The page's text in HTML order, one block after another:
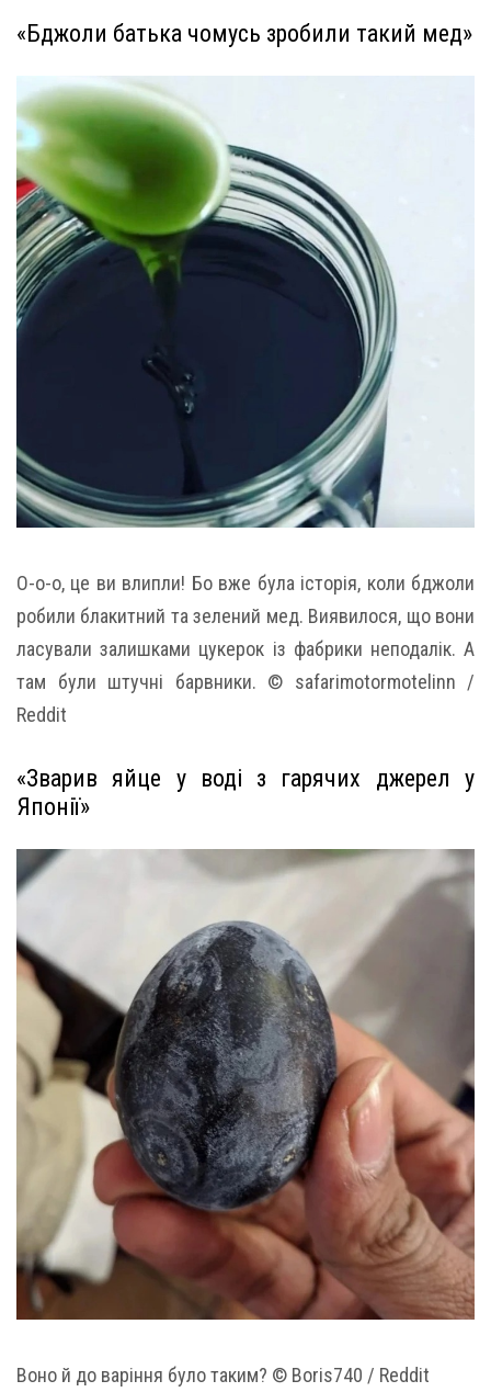
«Бджоли батька чомусь зробили такий мед»
О-о-о, це ви влипли! Бо вже була історія, коли бджоли
робили блакитний та зелений мед. Виявилося, що вони
ласували залишками цукерок із фабрики неподалік. А
там були штучні барвники. © safarimotormotelinn /
Reddit
«Зварив яйце у воді з гарячих джерел у
Японії»
Воно й до варіння було таким? © Boris740 / Reddit